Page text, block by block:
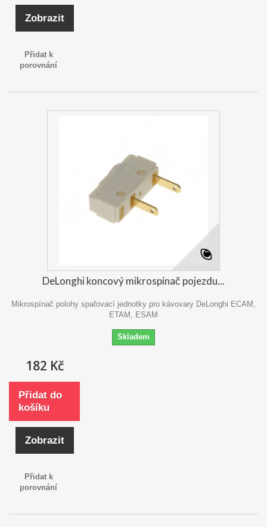
Zobrazit
Přidat k
porovnání
DeLonghi koncový mikrospínač pojezdu...
Mikrospínač polohy spařovací jednotky pro kávovary DeLonghi ECAM,
ETAM, ESAM
Skladem
182 Kč
Přidat do
košíku
Zobrazit
Přidat k
porovnání